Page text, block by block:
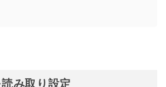
み取り設定